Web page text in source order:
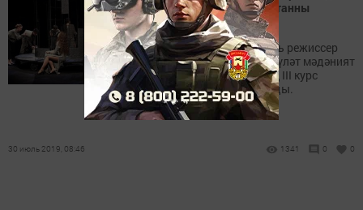
буе» фестивалендә Татарстанны
тәкъдим итә
«Парковка» спектаклен яшь режиссер
Олег Кинҗәгулов Казан дәүләт мәдәният
һәм сәнгать институтының III курс
студентлары белән чыгарды.
30 июль 2019, 08:46 1341 0 0